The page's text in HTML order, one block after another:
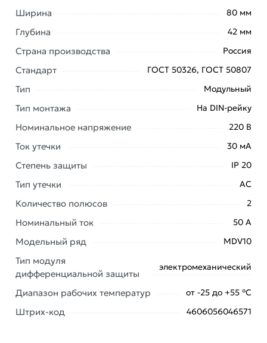
дифференциальный (УЗО) ВД1-63 2Р 50А 30мА IEK
MDV10-2-050-030 из категорииОднофазные
(двухполюсные) УЗО
действительны в Москве и
Наши профессиональные менеджеры обработают
заказ и свяжутся с Вами для согласования условий
доставки или самовывоза. Перед оформлением
онлайн заказа рекомендуем ознакомиться с
Данний товар от производителя
купленного товарa в течение 7 дней (наличие чека
обязательно).
Ширина 80 мм
Глубина 42 мм
Страна производства Россия
Стандарт ГОСТ 50326, ГОСТ 50807
Тип Модульный
Тип монтажа На DIN-рейку
Номинальное напряжение 220 В
Ток утечки 30 мА
Степень защиты IP 20
Тип утечки АС
Количество полюсов 2
Номинальный ток 50 А
Модельный ряд MDV10
Тип модуля
дифференциальной защиты
электромеханический
Диапазон рабочих температур от -25 до +55 °С
Штрих-код 4606056046571